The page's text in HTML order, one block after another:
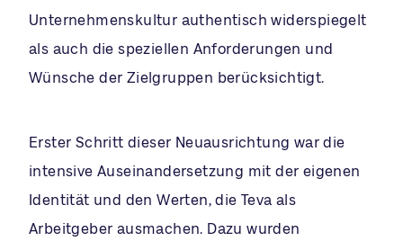
Unternehmenskultur authentisch widerspiegelt
als auch die speziellen Anforderungen und
Wünsche der Zielgruppen berücksichtigt.
Erster Schritt dieser Neuausrichtung war die
intensive Auseinandersetzung mit der eigenen
Identität und den Werten, die Teva als
Arbeitgeber ausmachen. Dazu wurden